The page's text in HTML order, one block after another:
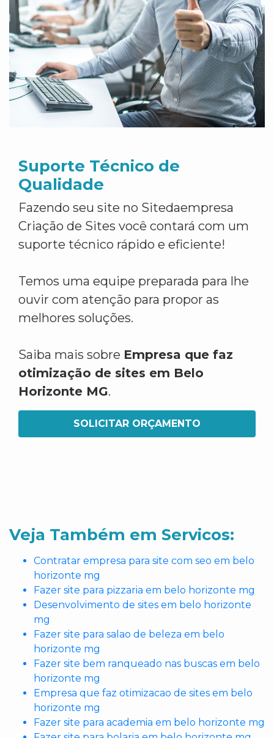
Suporte Técnico de
Qualidade
Fazendo seu site no Sitedaempresa
Criação de Sites você contará com um
suporte técnico rápido e eficiente!
Temos uma equipe preparada para lhe
ouvir com atenção para propor as
melhores soluções.
Saiba mais sobre Empresa que faz
otimização de sites em Belo
Horizonte MG.
SOLICITAR ORÇAMENTO
Veja Também em Servicos:
Contratar empresa para site com seo em belo
horizonte mg
Fazer site para pizzaria em belo horizonte mg
Desenvolvimento de sites em belo horizonte
mg
Fazer site para salao de beleza em belo
horizonte mg
Fazer site bem ranqueado nas buscas em belo
horizonte mg
Empresa que faz otimizacao de sites em belo
horizonte mg
Fazer site para academia em belo horizonte mg